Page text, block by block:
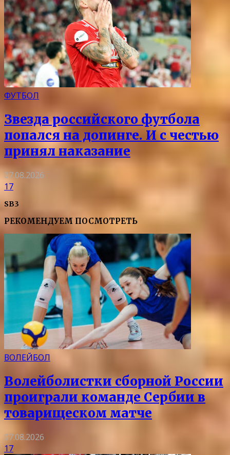
ФУТБОЛ
Звезда российского футбола
попался на допинге. И с честью
принял наказание
07.08.2026
17
SB3
РЕКОМЕНДУЕМ ПОСМОТРЕТЬ
ВОЛЕЙБОЛ
Волейболистки сборной России
проиграли команде Сербии в
товарищеском матче
07.08.2026
17